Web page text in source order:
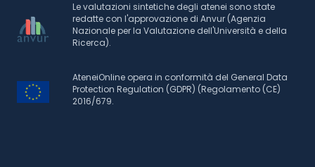
Le valutazioni sintetiche degli atenei sono state
redatte con l'approvazione di Anvur (Agenzia
Nazionale per la Valutazione dell'Università e della
Ricerca).
AteneiOnline opera in conformità del General Data
Protection Regulation (GDPR) (Regolamento (CE)
2016/679.